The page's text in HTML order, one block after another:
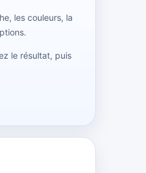
les couleurs, la
le résultat, puis